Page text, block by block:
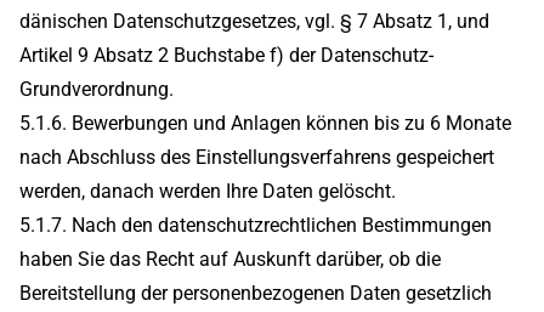
dänischen Datenschutzgesetzes, vgl. § 7 Absatz 1, und
Artikel 9 Absatz 2 Buchstabe f) der Datenschutz-
Grundverordnung.
5.1.6. Bewerbungen und Anlagen können bis zu 6 Monate
nach Abschluss des Einstellungsverfahrens gespeichert
werden, danach werden Ihre Daten gelöscht.
5.1.7. Nach den datenschutzrechtlichen Bestimmungen
haben Sie das Recht auf Auskunft darüber, ob die
Bereitstellung der personenbezogenen Daten gesetzlich